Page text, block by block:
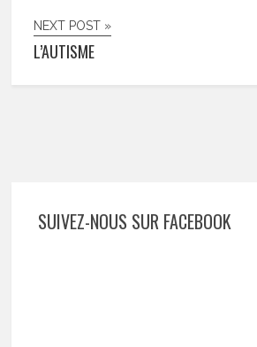
NEXT POST »
L’AUTISME
SUIVEZ-NOUS SUR FACEBOOK